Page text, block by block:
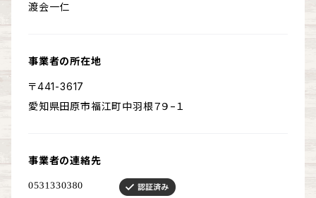
渡会一仁
事業者の所在地
〒441-3617
愛知県田原市福江町中羽根７９−１
事業者の連絡先